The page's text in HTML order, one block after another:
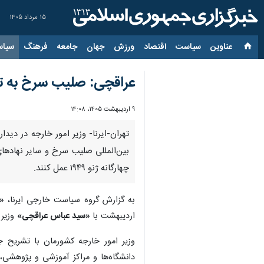
۱۵ مرداد ۱۴۰۵
عناوین‌ سیاست اقتصاد ورزش جهان جامعه فرهنگ
عراقچی: صلیب سرخ به
۹ اردیبهشت ۱۴۰۵، ۱۴:۰۸